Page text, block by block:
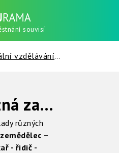
souvisí
PŘIHLÁSIT SE
vzdělávání
Jak různá zaměstnání souvisí se mnou?
různých
zemědělec –
- řidič -